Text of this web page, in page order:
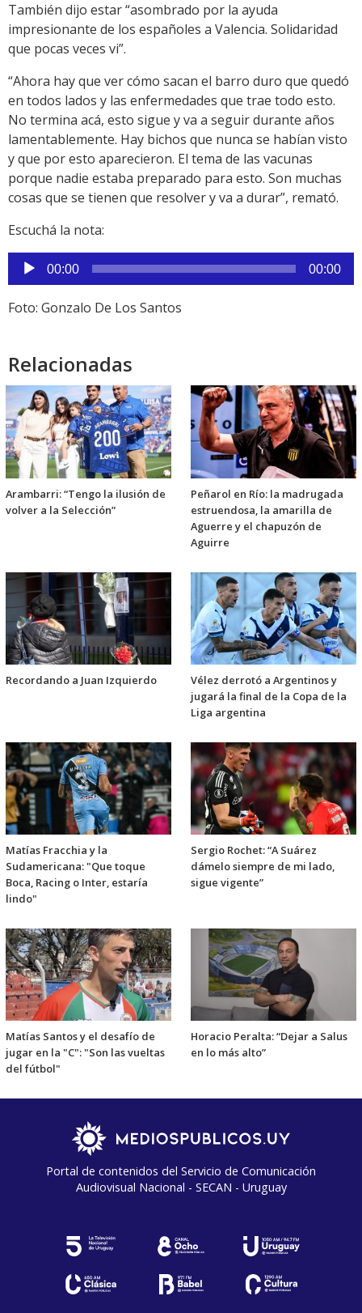
También dijo estar “asombrado por la ayuda
impresionante de los españoles a Valencia. Solidaridad
que pocas veces vi”.
“Ahora hay que ver cómo sacan el barro duro que quedó
en todos lados y las enfermedades que trae todo esto.
No termina acá, esto sigue y va a seguir durante años
lamentablemente. Hay bichos que nunca se habían visto
y que por esto aparecieron. El tema de las vacunas
porque nadie estaba preparado para esto. Son muchas
cosas que se tienen que resolver y va a durar”, remató.
Escuchá la nota:
Reproductor
de
audio
00:00 00:00
Foto: Gonzalo De Los Santos
Relacionadas
Arambarri: “Tengo la ilusión de
volver a la Selección”
Peñarol en Río: la madrugada
estruendosa, la amarilla de
Aguerre y el chapuzón de
Aguirre
Recordando a Juan Izquierdo
Vélez derrotó a Argentinos y
jugará la final de la Copa de la
Liga argentina
Matías Fracchia y la
Sudamericana: "Que toque
Boca, Racing o Inter, estaría
lindo"
Sergio Rochet: “A Suárez
dámelo siempre de mi lado,
sigue vigente”
Matías Santos y el desafío de
jugar en la "C": "Son las vueltas
del fútbol"
Horacio Peralta: “Dejar a Salus
en lo más alto”
Portal de contenidos del Servicio de Comunicación
Audiovisual Nacional - SECAN - Uruguay